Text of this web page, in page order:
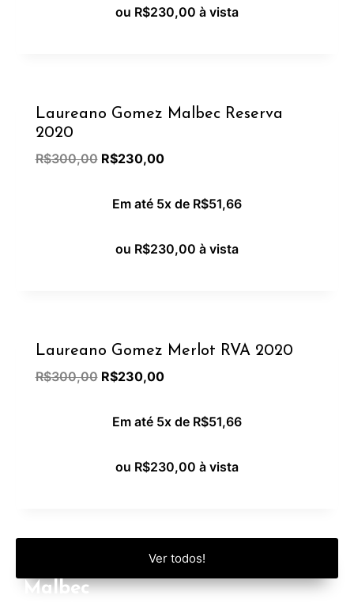
ou R$230,00 à vista
Laureano Gomez Malbec Reserva
2020
R$300,00 R$230,00
Em até 5x de R$51,66
ou R$230,00 à vista
Laureano Gomez Merlot RVA 2020
R$300,00 R$230,00
Em até 5x de R$51,66
ou R$230,00 à vista
Ver todos!
Malbec